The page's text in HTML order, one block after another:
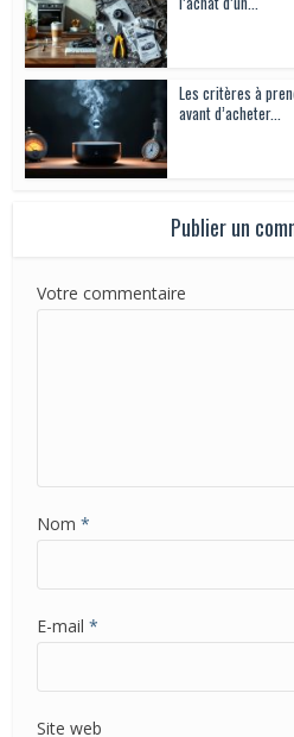
Les critères à
avant d’acheter...
Publier un
Votre commentaire
Nom*
E-mail*
Site web